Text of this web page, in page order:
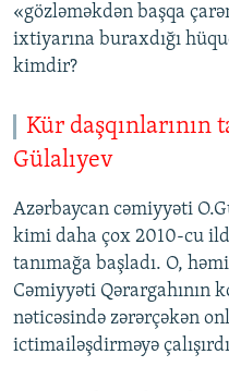
«gözləməkdən başqa
ixtiyarına buraxdığı
kimdir?
Kür daşqınlarının
Gülalıyev
Azərbaycan cəmiyyəti
kimi daha çox 2010-cu
tanımağa başladı. O,
Cəmiyyəti
nəticəsində zərərçəkən
ictimailəşdirməyə